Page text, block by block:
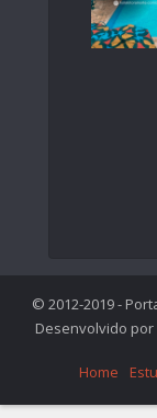
© 2012-2019 -
Desenvolvido por
Home